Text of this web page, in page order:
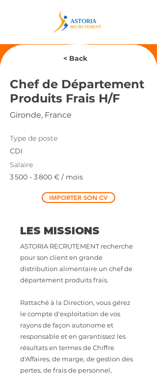
< Back
Chef de Département
Produits Frais H/F
Gironde, France
Type de poste
CDI
Salaire
3 500 - 3 800 € / mois
IMPORTER SON CV
LES MISSIONS
ASTORIA RECRUTEMENT recherche
pour son client en grande
distribution alimentaire un chef de
département produits frais.
Rattaché à la Direction, vous gérez
le compte d'exploitation de vos
rayons de façon autonome et
responsable et en garantissez les
résultats en termes de Chiffre
d'Affaires, de marge, de gestion des
pertes, de frais de personnel,